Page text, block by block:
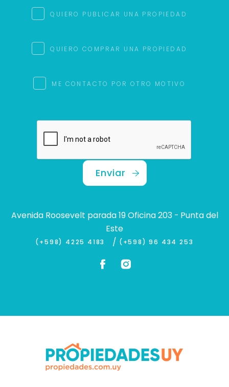
QUIERO PUBLICAR UNA PROPIEDAD
QUIERO COMPRAR UNA PROPIEDAD
ME CONTACTO POR OTRO MOTIVO
Enviar
Avenida Roosevelt parada 19 Oficina 203 - Punta del
Este
(+598) 4225 4183 / (+598) 96 434 253